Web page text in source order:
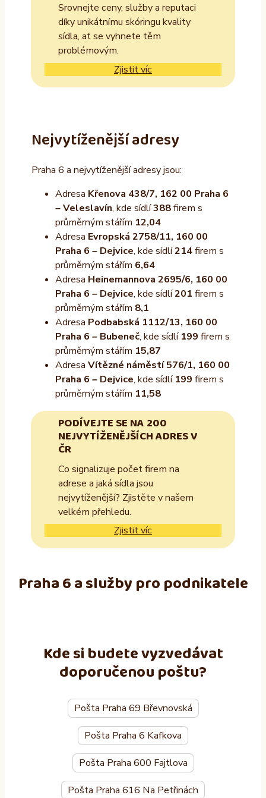
Srovnejte ceny, služby a reputaci
díky unikátnímu skóringu kvality
sídla, ať se vyhnete těm
problémovým.
Zjistit víc
Nejvytíženější adresy
Praha 6 a nejvytíženější adresy jsou:
Adresa Křenova 438/7, 162 00 Praha 6
– Veleslavín, kde sídlí388firem s
průměrným stářím 12,04
Adresa Evropská 2758/11, 160 00
Praha 6 – Dejvice, kde sídlí214firem s
průměrným stářím 6,64
Adresa Heinemannova 2695/6, 160 00
Praha 6 – Dejvice, kde sídlí201 firem s
průměrným stářím 8,1
Adresa Podbabská 1112/13, 160 00
Praha 6 – Bubeneč, kde sídlí 199 firem s
průměrným stářím 15,87
Adresa Vítězné náměstí 576/1, 160 00
Praha 6 – Dejvice, kde sídlí 199 firem s
průměrným stářím 11,58
PODÍVEJTE SE NA 200
NEJVYTÍŽENĚJŠÍCH ADRES V
ČR
Co signalizuje počet firem na
adrese a jaká sídla jsou
nejvytíženější? Zjistěte v našem
velkém přehledu.
Zjistit víc
Praha 6 a služby pro podnikatele
Kde si budete vyzvedávat
doporučenou poštu?
Pošta Praha 69 Břevnovská
Pošta Praha 6 Kafkova
Pošta Praha 600 Fajtlova
Pošta Praha 616 Na Petřinách